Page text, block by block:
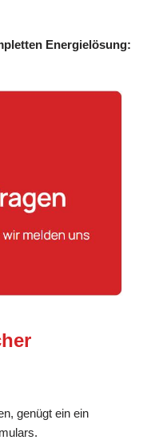
Energielösung:
genügt ein ein